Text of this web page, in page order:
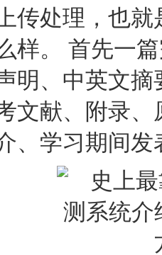
传处理，也
样。 首先一
明、中英文
文献、附录
、学习期间